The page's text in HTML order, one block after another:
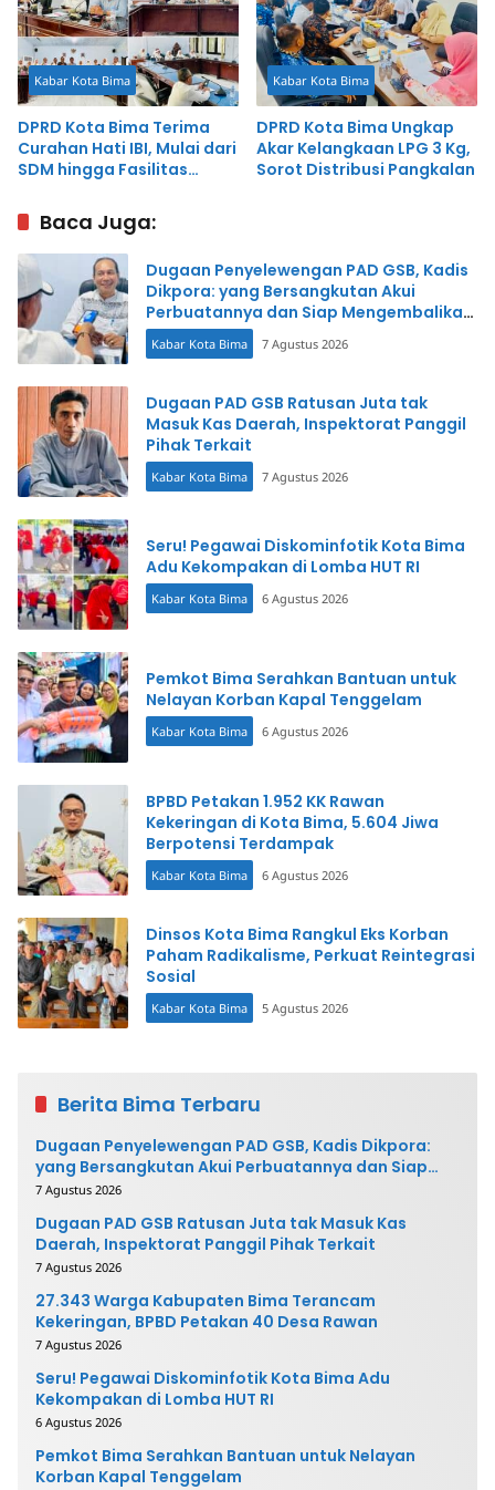
Kabar Kota Bima
DPRD Kota Bima Terima
Curahan Hati IBI, Mulai dari
SDM hingga Fasilitas
Kabar Kota Bima
DPRD Kota Bima Ungkap
Akar Kelangkaan LPG 3 Kg,
Sorot Distribusi Pangkalan
Baca Juga:
Dugaan Penyelewengan PAD GSB, Kadis
Dikpora: yang Bersangkutan Akui
Perbuatannya dan Siap Mengembalikan
Uang
Kabar Kota Bima 7 Agustus 2026
Dugaan PAD GSB Ratusan Juta tak
Masuk Kas Daerah, Inspektorat Panggil
Pihak Terkait
Kabar Kota Bima 7 Agustus 2026
Seru! Pegawai Diskominfotik Kota Bima
Adu Kekompakan di Lomba HUT RI
Kabar Kota Bima 6 Agustus 2026
Pemkot Bima Serahkan Bantuan untuk
Nelayan Korban Kapal Tenggelam
Kabar Kota Bima 6 Agustus 2026
BPBD Petakan 1.952 KK Rawan
Kekeringan di Kota Bima, 5.604 Jiwa
Berpotensi Terdampak
Kabar Kota Bima 6 Agustus 2026
Dinsos Kota Bima Rangkul Eks Korban
Paham Radikalisme, Perkuat Reintegrasi
Sosial
Kabar Kota Bima 5 Agustus 2026
Berita Bima Terbaru
Dugaan Penyelewengan PAD GSB, Kadis Dikpora:
yang Bersangkutan Akui Perbuatannya dan Siap
Mengembalikan Uang
7 Agustus 2026
Dugaan PAD GSB Ratusan Juta tak Masuk Kas
Daerah, Inspektorat Panggil Pihak Terkait
7 Agustus 2026
27.343 Warga Kabupaten Bima Terancam
Kekeringan, BPBD Petakan 40 Desa Rawan
7 Agustus 2026
Seru! Pegawai Diskominfotik Kota Bima Adu
Kekompakan di Lomba HUT RI
6 Agustus 2026
Pemkot Bima Serahkan Bantuan untuk Nelayan
Korban Kapal Tenggelam